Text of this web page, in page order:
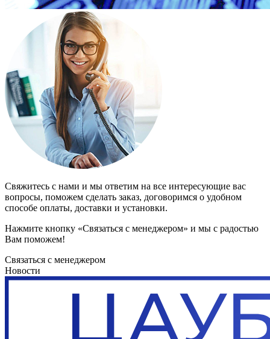
Свяжитесь с нами и мы ответим на все интересующие вас
вопросы, поможем сделать заказ, договоримся о удобном
способе оплаты, доставки и установки.
Нажмите кнопку «Связаться с менеджером» и мы с радостью
Вам поможем!
Связаться с менеджером
Новости